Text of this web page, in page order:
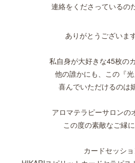
連絡をくださっているの
ありがとうございま
私自身が大好きな45枚の
他の誰かにも、この『光
喜んでいただけるのは
アロマテラピーサロンの
この度の素敵なご縁
カードセッショ